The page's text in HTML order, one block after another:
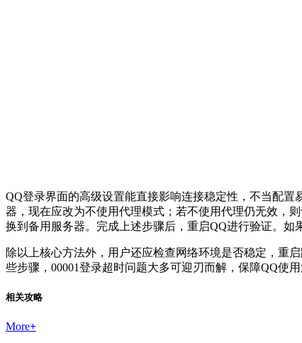
QQ登录界面的高级设置能直接影响连接稳定性，不当配
器，现在应改为不使用代理模式；若不使用代理仍无效，
换到备用服务器。完成上述步骤后，重启QQ进行验证。如
除以上核心方法外，用户还应检查网络环境是否稳定，重
些步骤，00001登录超时问题大多可迎刃而解，保障QQ使用
相关攻略
More+